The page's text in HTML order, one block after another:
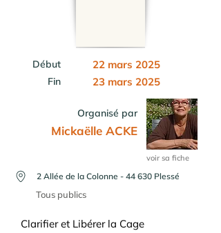
Début 22 mars 2025
Fin 23 mars 2025
Organisé par
Mickaëlle ACKE
voir sa fiche
2 Allée de la Colonne - 44 630 Plessé
Tous publics
Clarifier et Libérer la Cage